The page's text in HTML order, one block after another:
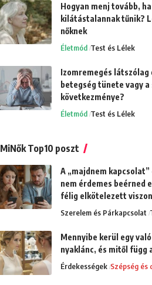
Hogyan menj tovább,
kilátástalannak tűnik?
nőknek
Életmód Test és Lélek
Izomremegés látszólag
betegség tünete vagy
következménye?
Életmód Test és Lélek
MiNők Top10 poszt
A „majdnem
nem érdemes beérned
félig elkötelezett
Szerelem és Párkapcsolat
Mennyibe kerül egy
nyaklánc, és mitől függ
Érdekességek Szépség és